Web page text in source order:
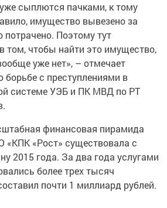
сыплются пачками, к тому
имущество вывезено за
потрачено. Поэтому тут
том, чтобы найти это имущество,
уже нет», – отмечает
борьбе с преступлениями в
системе УЭБ и ПК МВД по РТ
финансовая пирамида
«КПК «Рост» существовала с
2015 года. За два года услугами
более трех тысяч
почти 1 миллиард рублей.